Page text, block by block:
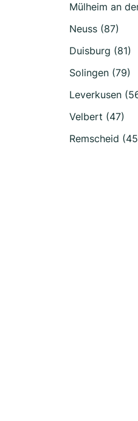
Mülheim an
Neuss (87)
Duisburg (81)
Solingen (79)
Leverkusen
Velbert (47)
Remscheid